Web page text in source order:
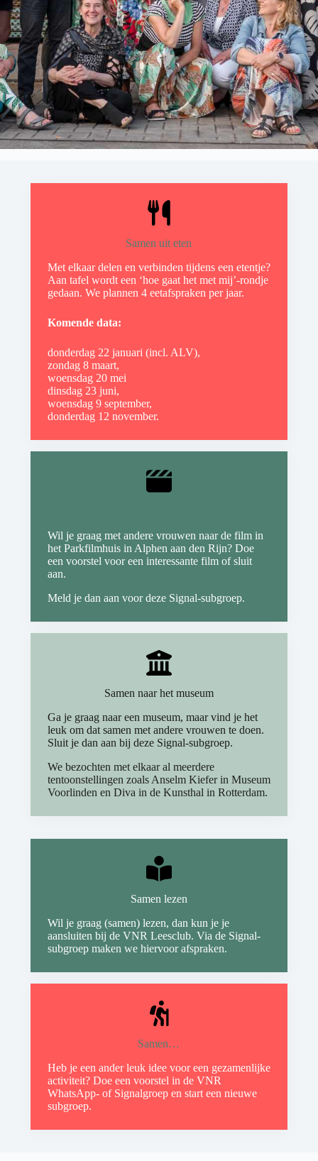
Samen uit eten
Met elkaar delen en verbinden tijdens een etentje?
Aan tafel wordt een ‘hoe gaat het met mij’-rondje
gedaan. We plannen 4 eetafspraken per jaar.
Komende data:
donderdag 22 januari (incl. ALV),
zondag 8 maart,
woensdag 20 mei
dinsdag 23 juni,
woensdag 9 september,
donderdag 12 november.
Wil je graag met andere vrouwen naar de film in
het Parkfilmhuis in Alphen aan den Rijn? Doe
een voorstel voor een interessante film of sluit
aan.
Meld je dan aan voor deze Signal-subgroep.
Samen naar het museum
Ga je graag naar een museum, maar vind je het
leuk om dat samen met andere vrouwen te doen.
Sluit je dan aan bij deze Signal-subgroep.
We bezochten met elkaar al meerdere
tentoonstellingen zoals Anselm Kiefer in Museum
Voorlinden en Diva in de Kunsthal in Rotterdam.
Samen lezen
Wil je graag (samen) lezen, dan kun je je
aansluiten bij de VNR Leesclub. Via de Signal-
subgroep maken we hiervoor afspraken.
Samen…
Heb je een ander leuk idee voor een gezamenlijke
activiteit? Doe een voorstel in de VNR
WhatsApp- of Signalgroep en start een nieuwe
subgroep.